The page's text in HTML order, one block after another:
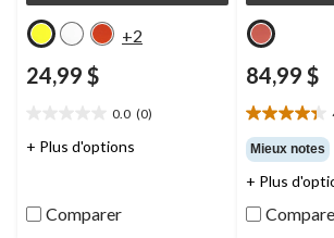
+2
24,99 $
0.0 (0)
étoile(s)
+ Plus d'options
Comparer
84,99 $
4.4
étoile(s)
sur
5.
11
évaluations
Mieux notes
+ Plus